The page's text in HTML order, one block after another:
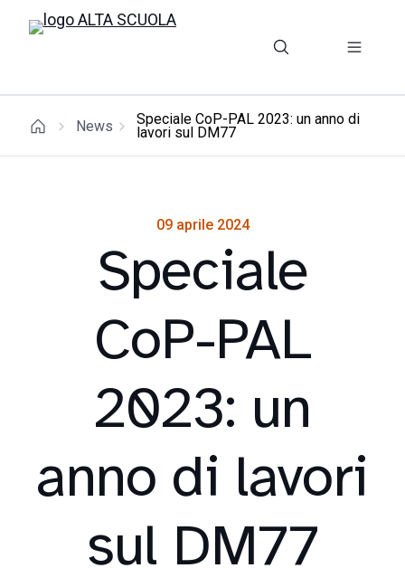
News Speciale CoP-PAL 2023: un anno di
lavori sul DM77
09 aprile 2024
Speciale
CoP-PAL
2023: un
anno di lavori
sul DM77